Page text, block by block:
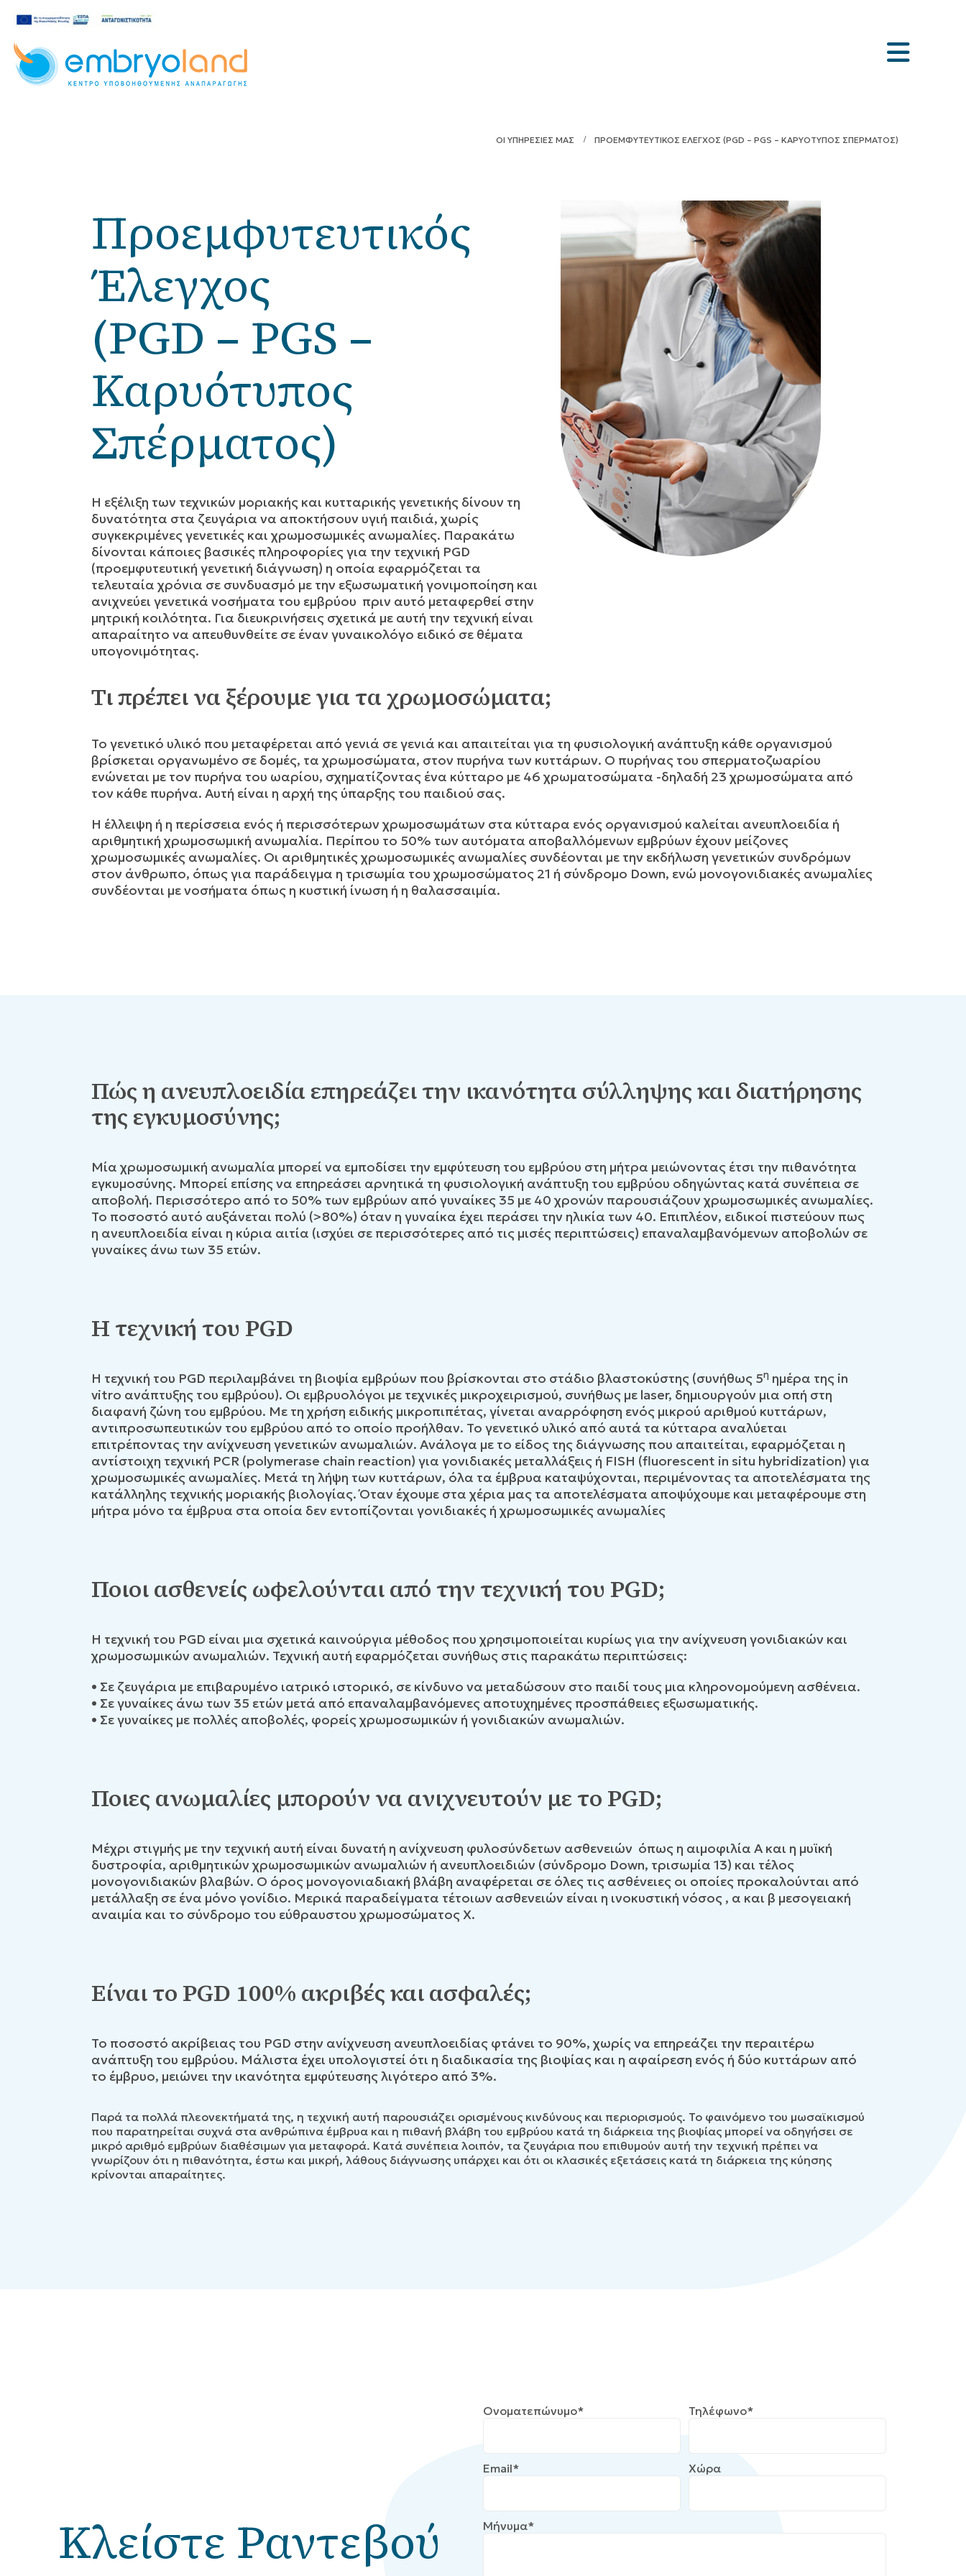
ΟΙ ΥΠΗΡΕΣΙΕΣ ΜΑΣ ΠΡΟΕΜΦΥΤΕΥΤΙΚΟΣ ΕΛΕΓΧΟΣ (PGD – PGS – ΚΑΡΥΟΤΥΠΟΣ ΣΠΕΡΜΑΤΟΣ)
Προεμφυτευτικός
Έλεγχος
(PGD – PGS –
Καρυότυπος
Σπέρματος)
Η εξέλιξη των τεχνικών μοριακής και κυτταρικής γενετικής δίνουν τη
δυνατότητα στα ζευγάρια να αποκτήσουν υγιή παιδιά, χωρίς
συγκεκριμένες γενετικές και χρωμοσωμικές ανωμαλίες. Παρακάτω
δίνονται κάποιες βασικές πληροφορίες για την τεχνική PGD
(προεμφυτευτική γενετική διάγνωση) η οποία εφαρμόζεται τα
τελευταία χρόνια σε συνδυασμό με την εξωσωματική γονιμοποίηση και
ανιχνεύει γενετικά νοσήματα του εμβρύου πριν αυτό μεταφερθεί στην
μητρική κοιλότητα. Για διευκρινήσεις σχετικά με αυτή την τεχνική είναι
απαραίτητο να απευθυνθείτε σε έναν γυναικολόγο ειδικό σε θέματα
υπογονιμότητας.
Τι πρέπει να ξέρουμε για τα χρωμοσώματα;
To γενετικό υλικό που μεταφέρεται από γενιά σε γενιά και απαιτείται για τη φυσιολογική ανάπτυξη κάθε οργανισμού
βρίσκεται οργανωμένο σε δομές, τα χρωμοσώματα, στον πυρήνα των κυττάρων. Ο πυρήνας του σπερματοζωαρίου
ενώνεται με τον πυρήνα του ωαρίου, σχηματίζοντας ένα κύτταρο με 46 χρωματοσώματα -δηλαδή 23 χρωμοσώματα από
τον κάθε πυρήνα. Αυτή είναι η αρχή της ύπαρξης του παιδιού σας.
Η έλλειψη ή η περίσσεια ενός ή περισσότερων χρωμοσωμάτων στα κύτταρα ενός οργανισμού καλείται ανευπλοειδία ή
αριθμητική χρωμοσωμική ανωμαλία. Περίπου το 50% των αυτόματα αποβαλλόμενων εμβρύων έχουν μείζονες
χρωμοσωμικές ανωμαλίες. Οι αριθμητικές χρωμοσωμικές ανωμαλίες συνδέονται με την εκδήλωση γενετικών συνδρόμων
στον άνθρωπο, όπως για παράδειγμα η τρισωμία του χρωμοσώματος 21 ή σύνδρομο Down, ενώ μονογονιδιακές ανωμαλίες
συνδέονται με νοσήματα όπως η κυστική ίνωση ή η θαλασσαιμία.
Πώς η ανευπλοειδία επηρεάζει την ικανότητα σύλληψης και διατήρησης
της εγκυμοσύνης;
Μία χρωμοσωμική ανωμαλία μπορεί να εμποδίσει την εμφύτευση του εμβρύου στη μήτρα μειώνοντας έτσι την πιθανότητα
εγκυμοσύνης. Μπορεί επίσης να επηρεάσει αρνητικά τη φυσιολογική ανάπτυξη του εμβρύου οδηγώντας κατά συνέπεια σε
αποβολή. Περισσότερο από το 50% των εμβρύων από γυναίκες 35 με 40 χρονών παρουσιάζουν χρωμοσωμικές ανωμαλίες.
Το ποσοστό αυτό αυξάνεται πολύ (>80%) όταν η γυναίκα έχει περάσει την ηλικία των 40. Επιπλέον, ειδικοί πιστεύουν πως
η ανευπλοειδία είναι η κύρια αιτία (ισχύει σε περισσότερες από τις μισές περιπτώσεις) επαναλαμβανόμενων αποβολών σε
γυναίκες άνω των 35 ετών.
Η τεχνική του PGD
Η τεχνική του PGD περιλαμβάνει τη βιοψία εμβρύων που βρίσκονται στο στάδιο βλαστοκύστης (συνήθως 5η ημέρα της in
vitro ανάπτυξης του εμβρύου). Οι εμβρυολόγοι με τεχνικές μικροχειρισμού, συνήθως με laser, δημιουργούν μια οπή στη
διαφανή ζώνη του εμβρύου. Με τη χρήση ειδικής μικροπιπέτας, γίνεται αναρρόφηση ενός μικρού αριθμού κυττάρων,
αντιπροσωπευτικών του εμβρύου από το οποίο προήλθαν. Το γενετικό υλικό από αυτά τα κύτταρα αναλύεται
επιτρέποντας την ανίχνευση γενετικών ανωμαλιών. Ανάλογα με το είδος της διάγνωσης που απαιτείται, εφαρμόζεται η
αντίστοιχη τεχνική PCR (polymerase chain reaction) για γονιδιακές μεταλλάξεις ή FISH (fluorescent in situ hybridization) για
χρωμοσωμικές ανωμαλίες. Μετά τη λήψη των κυττάρων, όλα τα έμβρυα καταψύχονται, περιμένοντας τα αποτελέσματα της
κατάλληλης τεχνικής μοριακής βιολογίας. Όταν έχουμε στα χέρια μας τα αποτελέσματα αποψύχουμε και μεταφέρουμε στη
μήτρα μόνο τα έμβρυα στα οποία δεν εντοπίζονται γονιδιακές ή χρωμοσωμικές ανωμαλίες
Ποιοι ασθενείς ωφελούνται από την τεχνική του PGD;
Η τεχνική του PGD είναι μια σχετικά καινούργια μέθοδος που χρησιμοποιείται κυρίως για την ανίχνευση γονιδιακών και
χρωμοσωμικών ανωμαλιών. Τεχνική αυτή εφαρμόζεται συνήθως στις παρακάτω περιπτώσεις:
• Σε ζευγάρια με επιβαρυμένο ιατρικό ιστορικό, σε κίνδυνο να μεταδώσουν στο παιδί τους μια κληρονομούμενη ασθένεια.
• Σε γυναίκες άνω των 35 ετών μετά από επαναλαμβανόμενες αποτυχημένες προσπάθειες εξωσωματικής.
• Σε γυναίκες με πολλές αποβολές, φορείς χρωμοσωμικών ή γονιδιακών ανωμαλιών.
Ποιες ανωμαλίες μπορούν να ανιχνευτούν με το PGD;
Μέχρι στιγμής με την τεχνική αυτή είναι δυνατή η ανίχνευση φυλοσύνδετων ασθενειών όπως η αιμοφιλία Α και η μυϊκή
δυστροφία, αριθμητικών χρωμοσωμικών ανωμαλιών ή ανευπλοειδιών (σύνδρομο Down, τρισωμία 13) και τέλος
μονογονιδιακών βλαβών. Ο όρος μονογονιαδιακή βλάβη αναφέρεται σε όλες τις ασθένειες οι οποίες προκαλούνται από
μετάλλαξη σε ένα μόνο γονίδιο. Μερικά παραδείγματα τέτοιων ασθενειών είναι η ινοκυστική νόσος , α και β μεσογειακή
αναιμία και το σύνδρομο του εύθραυστου χρωμοσώματος Χ.
Είναι το PGD 100% ακριβές και ασφαλές;
Το ποσοστό ακρίβειας του PGD στην ανίχνευση ανευπλοειδίας φτάνει το 90%, χωρίς να επηρεάζει την περαιτέρω
ανάπτυξη του εμβρύου. Μάλιστα έχει υπολογιστεί ότι η διαδικασία της βιοψίας και η αφαίρεση ενός ή δύο κυττάρων από
το έμβρυο, μειώνει την ικανότητα εμφύτευσης λιγότερο από 3%.
Παρά τα πολλά πλεονεκτήματά της, η τεχνική αυτή παρουσιάζει ορισμένους κινδύνους και περιορισμούς. Το φαινόμενο του μωσαϊκισμού
που παρατηρείται συχνά στα ανθρώπινα έμβρυα και η πιθανή βλάβη του εμβρύου κατά τη διάρκεια της βιοψίας μπορεί να οδηγήσει σε
μικρό αριθμό εμβρύων διαθέσιμων για μεταφορά. Κατά συνέπεια λοιπόν, τα ζευγάρια που επιθυμούν αυτή την τεχνική πρέπει να
γνωρίζουν ότι η πιθανότητα, έστω και μικρή, λάθους διάγνωσης υπάρχει και ότι οι κλασικές εξετάσεις κατά τη διάρκεια της κύησης
κρίνονται απαραίτητες.
Κλείστε Ραντεβού
Ονοματεπώνυμο* Τηλέφωνο*
Email* Χώρα
Μήνυμα*